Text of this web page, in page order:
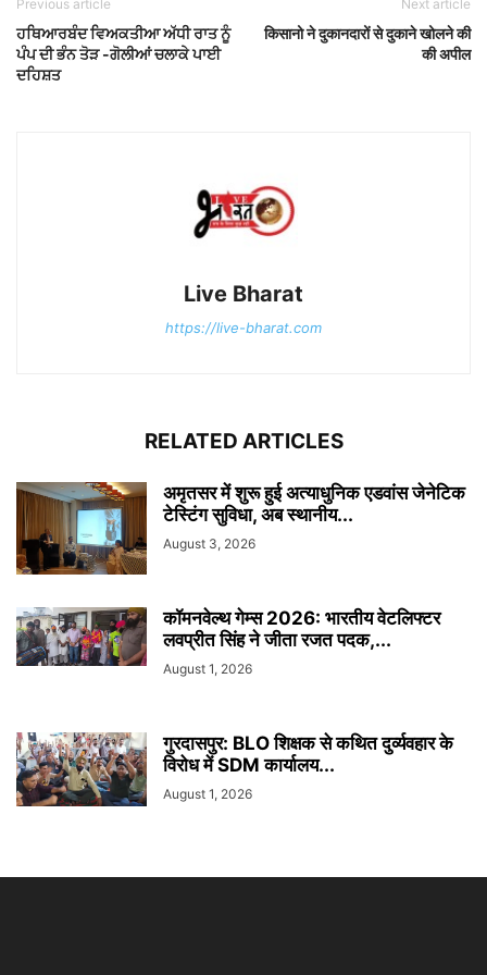
Previous article
ਹਥਿਆਰਬੰਦ ਵਿਅਕਤੀਆ ਅੱਧੀ ਰਾਤ ਨੂੰ
ਪੰਪ ਦੀ ਭੰਨ ਤੋੜ -ਗੋਲੀਆਂ ਚਲਾਕੇ ਪਾਈ
ਦਹਿਸ਼ਤ
Next article
किसानो ने दुकानदारों से दुकाने खोलने की
की अपील
Live Bharat
https://live-bharat.com
RELATED ARTICLES
अमृतसर में शुरू हुई अत्याधुनिक एडवांस जेनेटिक
टेस्टिंग सुविधा, अब स्थानीय...
August 3, 2026
कॉमनवेल्थ गेम्स 2026: भारतीय वेटलिफ्टर
लवप्रीत सिंह ने जीता रजत पदक,...
August 1, 2026
गुरदासपुर: BLO शिक्षक से कथित दुर्व्यवहार के
विरोध में SDM कार्यालय...
August 1, 2026